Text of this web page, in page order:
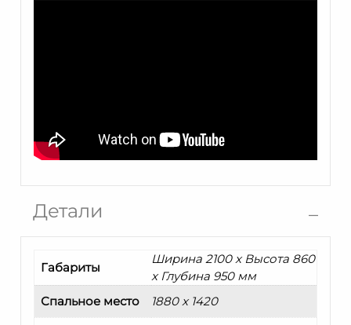
Детали
Габариты
Ширина 2100 x Высота 860
x Глубина 950 мм
Спальное место
1880 x 1420